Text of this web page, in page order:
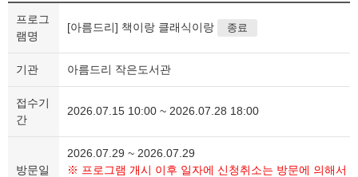
프로그
램명
[아름드리] 책이랑 클래식이랑 종료
기관 아름드리 작은도서관
접수기
간
2026.07.15 10:00 ~ 2026.07.28 18:00
방문일
2026.07.29 ~ 2026.07.29
※ 프로그램 개시 이후 일자에 신청취소는 방문에 의해서